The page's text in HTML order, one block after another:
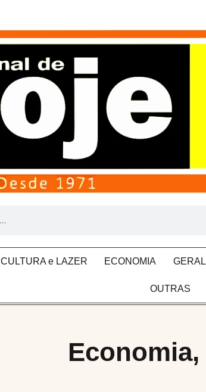
CULTURA e LAZER ECONOMIA GERAL
OUTRAS
Economia,